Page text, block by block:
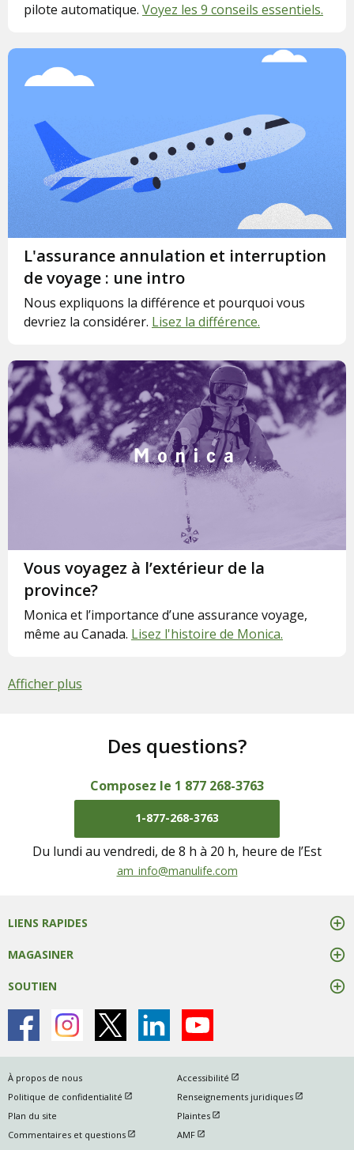
pilote automatique. Voyez les 9 conseils essentiels.
L'assurance annulation et interruption
de voyage : une intro
Nous expliquons la différence et pourquoi vous
devriez la considérer. Lisez la différence.
Vous voyagez à l’extérieur de la
province?
Monica et l’importance d’une assurance voyage,
même au Canada. Lisez l'histoire de Monica.
Afficher plus
Des questions?
Composez le 1 877 268-3763
1-877-268-3763
Du lundi au vendredi, de 8 h à 20 h, heure de l’Est
écrivez-nous à
am_info@manulife.com
LIENS RAPIDES
MAGASINER
SOUTIEN
À propos de nous Accessibilité ouvrir dans une nouvelle
Politique de confidentialité ouvrir dans une nouvelle fenetre
Renseignements juridiques ouvrir dans
Plan du site
Plaintes ouvrir dans une nouvelle fenetre
Commentaires et questions ouvrir dans une nouvelle fenetre
AMF ouvrir dans une nouvelle fenetre